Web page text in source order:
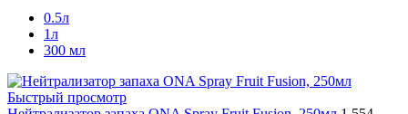
0.5л
1л
300 мл
Быстрый просмотр